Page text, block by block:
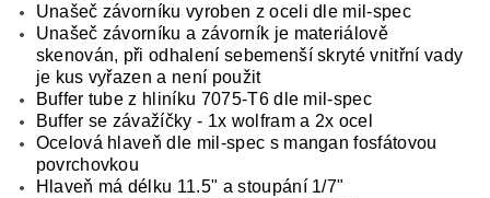
Unašeč závorníku vyroben z oceli dle mil-spec
Unašeč závorníku a závorník je materiálově
skenován, při odhalení sebemenší skryté vnitřní vady
je kus vyřazen a není použit
Buffer tube z hliníku 7075-T6 dle mil-spec
Buffer se závažíčky - 1x wolfram a 2x ocel
Ocelová hlaveň dle mil-spec s mangan fosfátovou
povrchovkou
Hlaveň má délku 11.5" a stoupání 1/7"